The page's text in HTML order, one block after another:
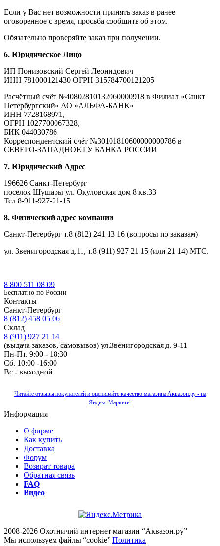
Если у Вас нет возможности принять заказ в ранее
оговоренное с время, просьба сообщить об этом.
Обязательно проверяйте заказ при получении.
6. Юридическое Лицо
ИП Понизовский Сергей Леонидович
ИНН 781000121430 ОГРН 315784700121205
Расчётный счёт №40802810132060000918 в Филиал «Санкт
Петербургский» АО «АЛЬФА-БАНК»
ИНН 7728168971,
ОГРН 1027700067328,
БИК 044030786
Корреспондентский счёт №30101810600000000786 в
СЕВЕРО-ЗАПАДНОЕ ГУ БАНКА РОССИИ
7. Юридический Адрес
196626 Санкт-Петербург
поселок Шушары ул. Окуловская дом 8 кв.33
Тел 8-911-927-21-15
8. Физический адрес компании
Санкт-Петербург т.8 (812) 241 13 16 (вопросы по заказам)
ул. Звенигородская д.11, т.8 (911) 927 21 15 (или 21 14) МТС.
8 800 511 08 09
Бесплатно по Роcсии
Контакты
Санкт-Петербург
8 (812) 458 05 06
Склад
8 (911) 927 21 14
(выдача заказов, самовывоз) ул.Звенигородская д. 9-11
Пн-Пт. 9:00 - 18:30
Сб. 10:00 -16:00
Вс.- выходной
Читайте отзывы покупателей и оценивайте качество магазина Аквазон.ру - на
Яндекс.Маркете"
Информация
О фирме
Как купить
Доставка
Форум
Возврат товара
Обратная связь
FAQ
Видео
2008-2026 Охотничий интернет магазин “Аквазон.ру”
Мы используем файлы “cookie” Политика